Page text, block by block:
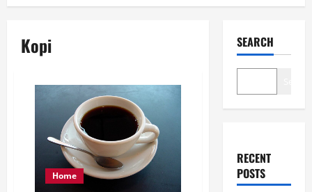
Kopi
Home
SEARCH
RECENT
POSTS